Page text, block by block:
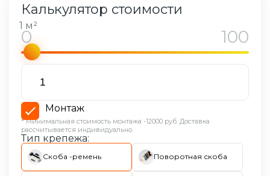
Калькулятор стоимости
1 м²
Монтаж
* Минимальная стоимость монтажа -12000 руб. Доставка
рассчитывается индивидуально.
Тип крепежа:
Скоба -ремень Поворотная скоба